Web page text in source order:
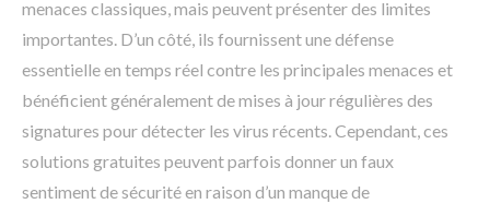
menaces classiques, mais peuvent présenter des limites
importantes. D’un côté, ils fournissent une défense
essentielle en temps réel contre les principales menaces et
bénéficient généralement de mises à jour régulières des
signatures pour détecter les virus récents. Cependant, ces
solutions gratuites peuvent parfois donner un faux
sentiment de sécurité en raison d’un manque de